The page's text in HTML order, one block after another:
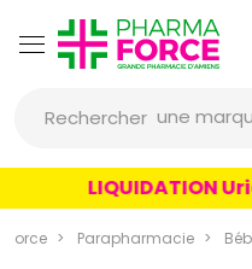
Rechercher
un produit
une
LIQUIDATION
Parapharmacie